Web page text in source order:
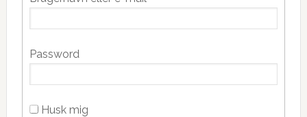
Sidebar
Password
Husk mig